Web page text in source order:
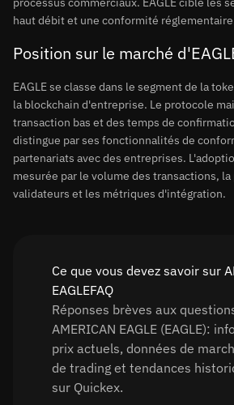
haut débit et une conformité
Position sur le marché
EAGLE se classe dans le segment de la
la blockchain d'entreprise. Le protocole
transaction bas et des temps de
distingue par ses fonctionnalités de
partenariats avec des entreprises.
mesurée par le volume des transactions,
validateurs et les métriques d'intégration.
Ce que vous devez savoir sur
EAGLEFAQ
Réponses brèves aux
AMERICAN EAGLE (EAGLE):
prix actuels, données de
de trading et tendances
sur Quickex.